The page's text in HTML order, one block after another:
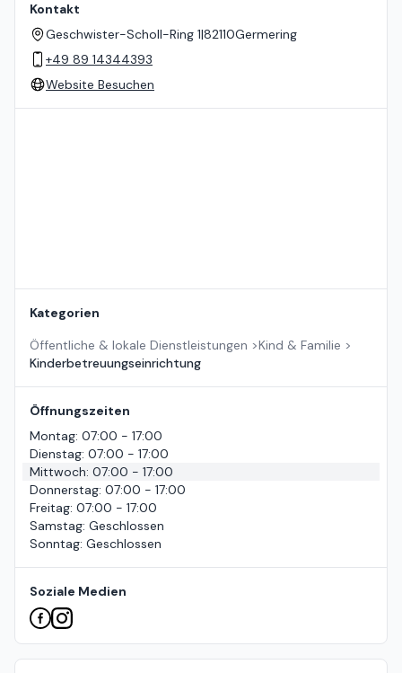
Kontakt
Geschwister-Scholl-Ring 1|82110Germering
+49 89 14344393
Website Besuchen
Kategorien
Öffentliche & lokale Dienstleistungen >Kind & Familie >
Kinderbetreuungseinrichtung
Öffnungszeiten
Montag: 07:00 - 17:00
Dienstag: 07:00 - 17:00
Mittwoch: 07:00 - 17:00
Donnerstag: 07:00 - 17:00
Freitag: 07:00 - 17:00
Samstag: Geschlossen
Sonntag: Geschlossen
Soziale Medien